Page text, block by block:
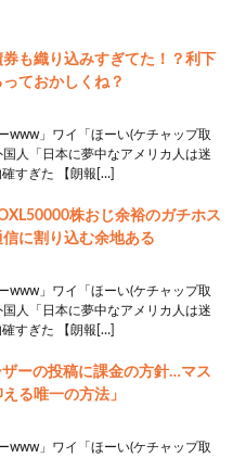
券も織り込みすぎてた！？利下
ておかしくね？
www」ワイ「ほーい(ケチャップ取
国人「日本に夢中なアメリカ人は迷
すぎた 【朗報[…]
株おじ余裕のガチホス
に割り込む余地ある
www」ワイ「ほーい(ケチャップ取
国人「日本に夢中なアメリカ人は迷
すぎた 【朗報[…]
ザーの投稿に課金の方針…マス
る唯一の方法」
www」ワイ「ほーい(ケチャップ取